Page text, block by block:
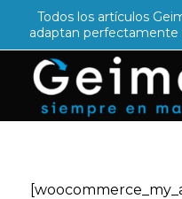
Todos los artículos
adaptan perfectamente